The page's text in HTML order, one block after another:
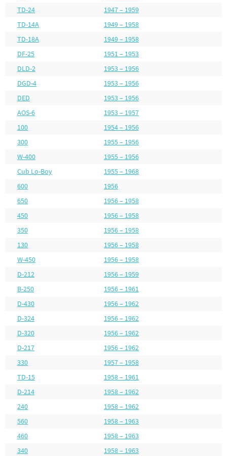
TD-24
1947 – 1959
TD-14A
1949 – 1958
TD-18A
1949 – 1958
DF-25
1951 – 1953
DLD-2
1953 – 1956
DGD-4
1953 – 1956
DED
1953 – 1956
AOS-6
1953 – 1957
100
1954 – 1956
300
1955 – 1956
W-400
1955 – 1956
Cub Lo-Boy
1955 – 1968
600
1956
650
1956 – 1958
450
1956 – 1958
350
1956 – 1958
130
1956 – 1958
W-450
1956 – 1958
D-212
1956 – 1959
B-250
1956 – 1961
D-430
1956 – 1962
D-324
1956 – 1962
D-320
1956 – 1962
D-217
1956 – 1962
330
1957 – 1958
TD-15
1958 – 1961
D-214
1958 – 1962
240
1958 – 1962
560
1958 – 1963
460
1958 – 1963
340
1958 – 1963